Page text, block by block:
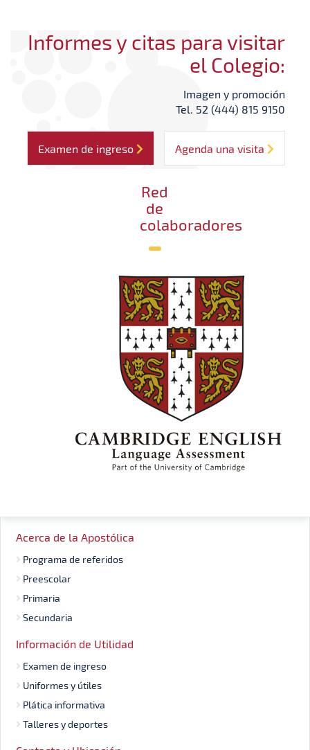
Informes y citas para visitar
el Colegio:
Imagen y promoción
Tel. 52 (444) 815 9150
Examen de ingreso Agenda una visita
Red
de
colaboradores
Acerca de la Apostólica
Programa de referidos
Preescolar
Primaria
Secundaria
Información de Utilidad
Examen de ingreso
Uniformes y útiles
Plática informativa
Talleres y deportes